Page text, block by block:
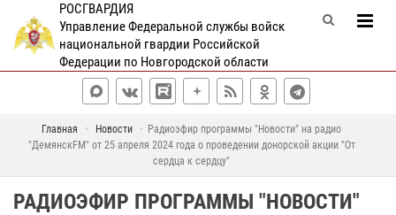
РОСГВАРДИЯ
Управление Федеральной службы войск
национальной гвардии Российской
Федерации по Новгородской области
Главная Новости
Радиоэфир программы "Новости" на радио
"ДемянскFM" от 25 апреля 2024 года о проведении донорской акции "От
сердца к сердцу"
РАДИОЭФИР ПРОГРАММЫ "НОВОСТИ"